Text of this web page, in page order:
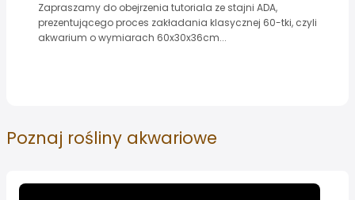
Zapraszamy do obejrzenia tutoriala ze stajni ADA,
prezentującego proces zakładania klasycznej 60-tki, czyli
akwarium o wymiarach 60x30x36cm...
Poznaj rośliny akwariowe